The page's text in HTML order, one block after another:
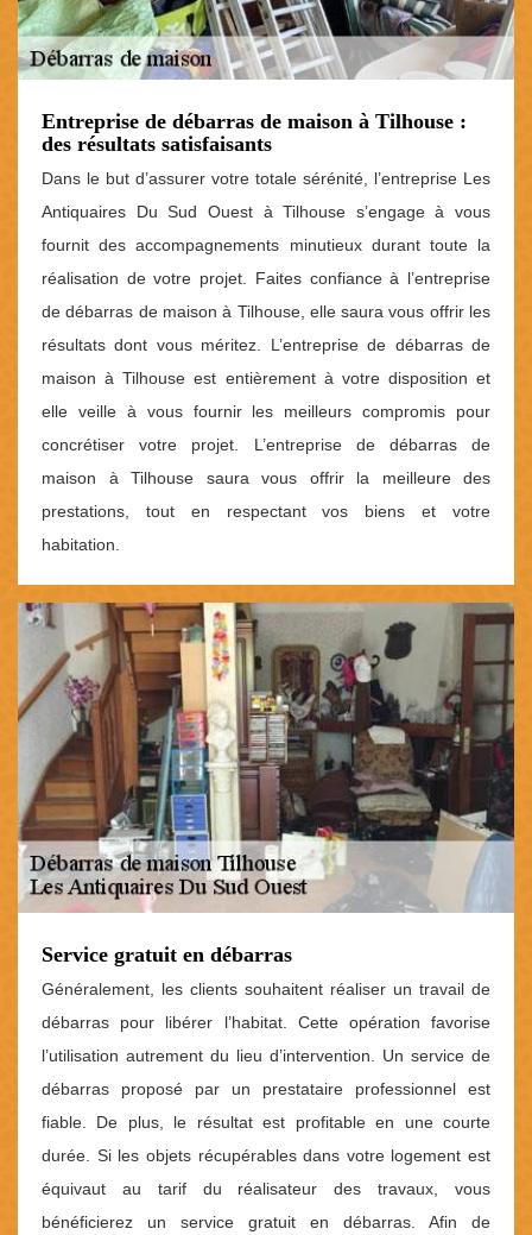
Entreprise de débarras de maison à Tilhouse :
des résultats satisfaisants
Dans le but d’assurer votre totale sérénité, l’entreprise Les
Antiquaires Du Sud Ouest à Tilhouse s’engage à vous
fournit des accompagnements minutieux durant toute la
réalisation de votre projet. Faites confiance à l’entreprise
de débarras de maison à Tilhouse, elle saura vous offrir les
résultats dont vous méritez. L’entreprise de débarras de
maison à Tilhouse est entièrement à votre disposition et
elle veille à vous fournir les meilleurs compromis pour
concrétiser votre projet. L’entreprise de débarras de
maison à Tilhouse saura vous offrir la meilleure des
prestations, tout en respectant vos biens et votre
habitation.
Service gratuit en débarras
Généralement, les clients souhaitent réaliser un travail de
débarras pour libérer l’habitat. Cette opération favorise
l’utilisation autrement du lieu d’intervention. Un service de
débarras proposé par un prestataire professionnel est
fiable. De plus, le résultat est profitable en une courte
durée. Si les objets récupérables dans votre logement est
équivaut au tarif du réalisateur des travaux, vous
bénéficierez un service gratuit en débarras. Afin de